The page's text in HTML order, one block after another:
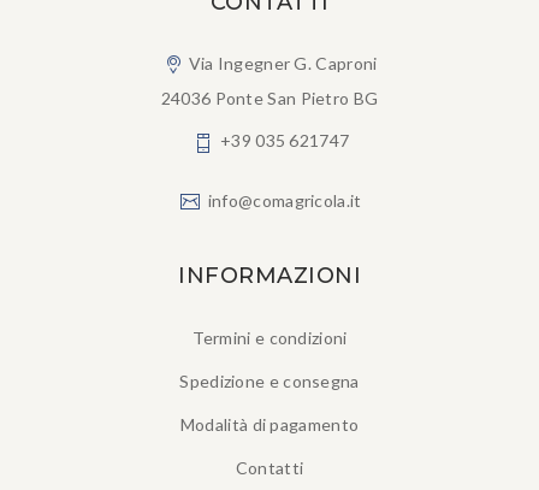
Via Ingegner G. Caproni
24036 Ponte San Pietro BG
+39 035 621747
info@comagricola.it
INFORMAZIONI
Termini e condizioni
Spedizione e consegna
Modalità di pagamento
Contatti